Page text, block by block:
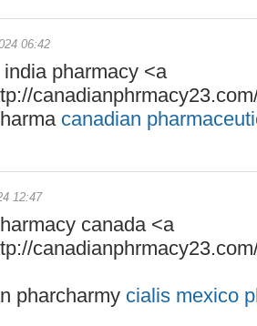
06:42
pharmacy <a
canadian
12:47
canada <a
pharcharmy cialis mexico